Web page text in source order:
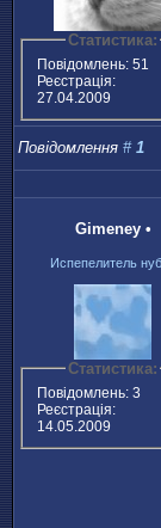
Статистика:
Повідомлень: 51
Реєстрація:
27.04.2009
Повідомлення # 1
Gimeney •
Испепелитель
Статистика:
Повідомлень: 3
Реєстрація:
14.05.2009